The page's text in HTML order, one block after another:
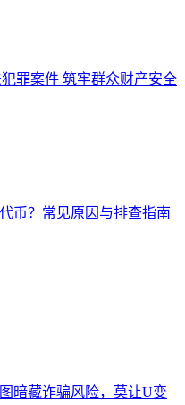
罪案件 筑牢群众财产安全
币？常见原因与排查指南
暗藏诈骗风险，莫让U变